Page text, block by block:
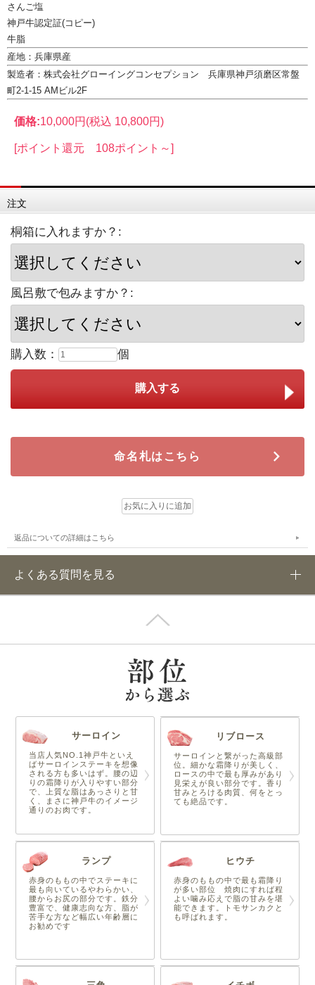
さんご塩
神戸牛認定証(コピー)
牛脂
産地：兵庫県産
製造者：株式会社グローイングコンセプション 兵庫県神戸須磨区常盤
町2-1-15 AMビル2F
価格:10,000円 (税込 10,800円)
[ポイント還元 108ポイント～]
注文
桐箱に入れますか？:
風呂敷で包みますか？:
購入数： 個
命名札はこちら
返品についての詳細はこちら
よくある質問を見る
サーロイン
当店人気NO.1神戸牛といえ
ばサーロインステーキを想像
される方も多いはず。腰の辺
りの霜降りが入りやすい部分
で、上質な脂はあっさりと甘
く、まさに神戸牛のイメージ
通りのお肉です。
リブロース
サーロインと繋がった高級部
位。細かな霜降りが美しく、
ロースの中で最も厚みがあり
見栄えが良い部分です。香り
甘みとろける肉質、何をとっ
ても絶品です。
ランプ
赤身のももの中でステーキに
最も向いているやわらかい、
腰からお尻の部分です。鉄分
豊富で、健康志向な方、脂が
苦手な方など幅広い年齢層に
お勧めです
ヒウチ
赤身のももの中で最も霜降り
が多い部位 焼肉にすれば程
よい噛み応えで脂の甘みを堪
能できます。トモサンカクと
も呼ばれます。